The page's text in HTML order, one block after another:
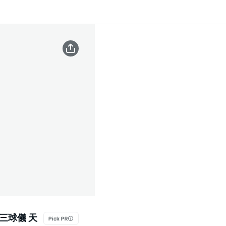
球儀 天